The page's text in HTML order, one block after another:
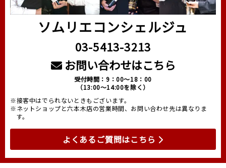
ソムリエコンシェルジュ
03-5413-3213
お問い合わせはこちら
受付時間：9：00～18：00
（13:00～14:00を除く）
※接客中はでられないときもございます。
※ネットショップと六本木店の営業時間、お問い合わせ先は異なりま
す。
よくあるご質問はこちら